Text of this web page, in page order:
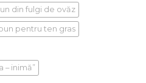
din fulgi de ovăz
pentru ten gras
– inimă”